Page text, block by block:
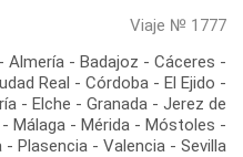
Viaje № 1777
Almería - Badajoz - Cáceres -
Real - Córdoba - El Ejido -
- Elche - Granada - Jerez de
Málaga - Mérida - Móstoles -
- Plasencia - Valencia - Sevilla